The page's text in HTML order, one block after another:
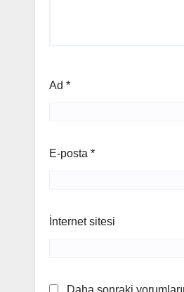
Ad *
E-posta *
İnternet sitesi